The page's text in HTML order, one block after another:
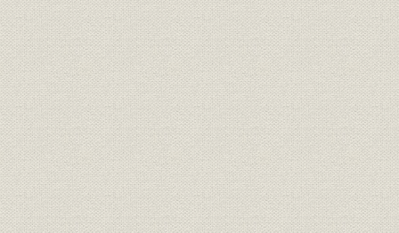
財務・業績
三井銀行 明治九年一月~六月迄
各店総計表//積金 第十三号
明治九年
経営
旧三井組ヨリ三井銀行ヘ事業引
継契約書
明治九年
財務・業績
三井組闔店貸預リ及現在金引継
証書
明治九年
財務・業績;株式
旧三井組大元方・三井氏同苗中
株式加入金并滞貸償却方協議決
定書
明治九年